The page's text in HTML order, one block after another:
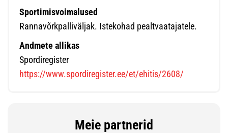
Sportimisvoimalused
Rannavõrkpalliväljak. Istekohad pealtvaatajatele.
Andmete allikas
Spordiregister
https://www.spordiregister.ee/et/ehitis/2608/
Meie partnerid